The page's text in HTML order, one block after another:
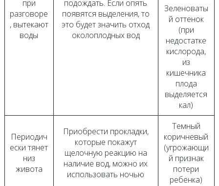
при
разговоре
, вытекают
воды
подождать. Если опять
появятся выделения, то
это будет значить отход
околоплодных вод
Зеленоваты
й оттенок
(при
недостатке
кислорода,
из
кишечника
плода
выделяется
кал)
Периодич
ески тянет
низ
живота
Приобрести прокладки,
которые покажут
щелочную реакцию на
наличие вод, можно их
использовать ночью
Темный
коричневый
(угрожающи
й признак
потери
ребенка)